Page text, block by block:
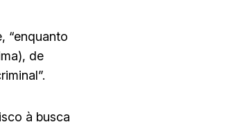
“enquanto
de
à busca